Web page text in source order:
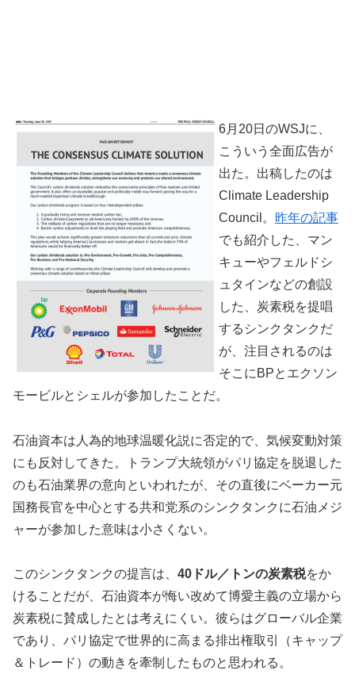
6月20日のWSJに、
こういう全面広告が
出た。出稿したのは
Climate Leadership
Council。 昨年の記事
でも紹介した、マン
キューやフェルドシ
ュタインなどの創設
した、炭素税を提唱
するシンクタンクだ
が、注目されるのは
そこにBPとエクソン
モービルとシェルが参加したことだ。
石油資本は人為的地球温暖化説に否定的で、気候変動対策
にも反対してきた。トランプ大統領がパリ協定を脱退した
のも石油業界の意向といわれたが、その直後にベーカー元
国務長官を中心とする共和党系のシンクタンクに石油メジ
ャーが参加した意味は小さくない。
このシンクタンクの提言は、 40ドル／トンの炭素税をか
けることだが、石油資本が悔い改めて博愛主義の立場から
炭素税に賛成したとは考えにくい。彼らはグローバル企業
であり、パリ協定で世界的に高まる排出権取引（キャップ
＆トレード）の動きを牽制したものと思われる。